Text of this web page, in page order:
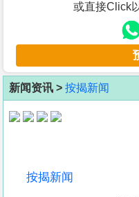
客
地
产
或直接Click
新闻资讯 > 按揭新闻
按揭新闻